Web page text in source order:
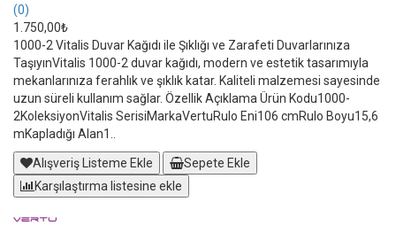
(0)
1.750,00₺
1000-2 Vitalis Duvar Kağıdı ile Şıklığı ve Zarafeti Duvarlarınıza
TaşıyınVitalis 1000-2 duvar kağıdı, modern ve estetik tasarımıyla
mekanlarınıza ferahlık ve şıklık katar. Kaliteli malzemesi sayesinde
uzun süreli kullanım sağlar. Özellik Açıklama Ürün Kodu1000-
2KoleksiyonVitalis SerisiMarkaVertuRulo Eni106 cmRulo Boyu15,6
mKapladığı Alan1..
Alışveriş Listeme Ekle
Sepete Ekle
Karşılaştırma listesine ekle